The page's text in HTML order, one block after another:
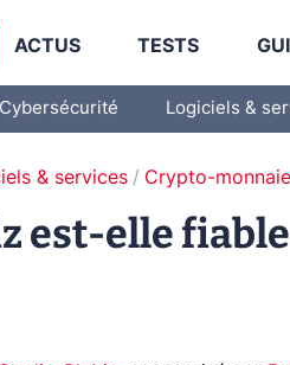
ACTUS TESTS
Cybersécurité Logiciels &
& services Crypto-monnaie
est-elle